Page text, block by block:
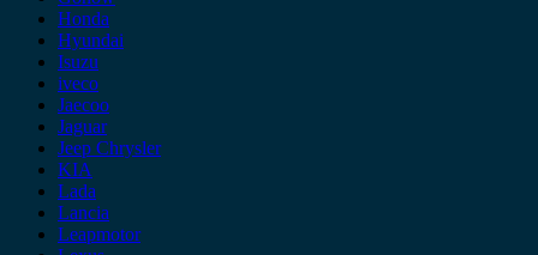
Honda
Hyundai
Isuzu
iveco
Jaecoo
Jaguar
Jeep Chrysler
KIA
Lada
Lancia
Leapmotor